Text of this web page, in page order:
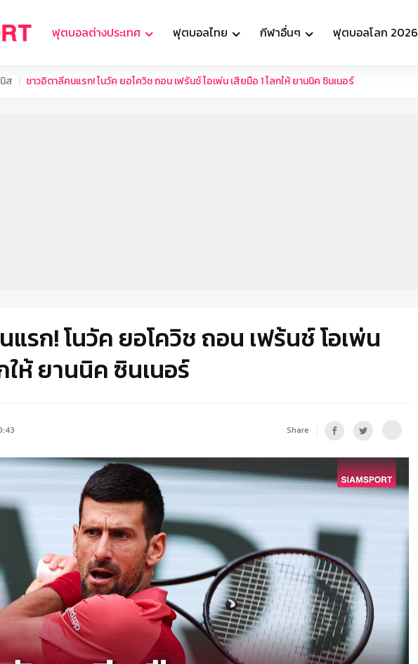
ฟุตบอลต่างประเทศ ฟุตบอลไทย กีฬาอื่นๆ ฟุตบอลโลก 2026
ส ชาวอิตาลีคนแรก! โนวัค ยอโควิช ถอน เฟร้นช์ โอเพ่น เสียมือ 1 โลกให้ ยานนิค ซินเนอร์
รก! โนวัค ยอโควิช ถอน เฟร้นช์ โอเพ่น
ให้ ยานนิค ซินเนอร์
Share